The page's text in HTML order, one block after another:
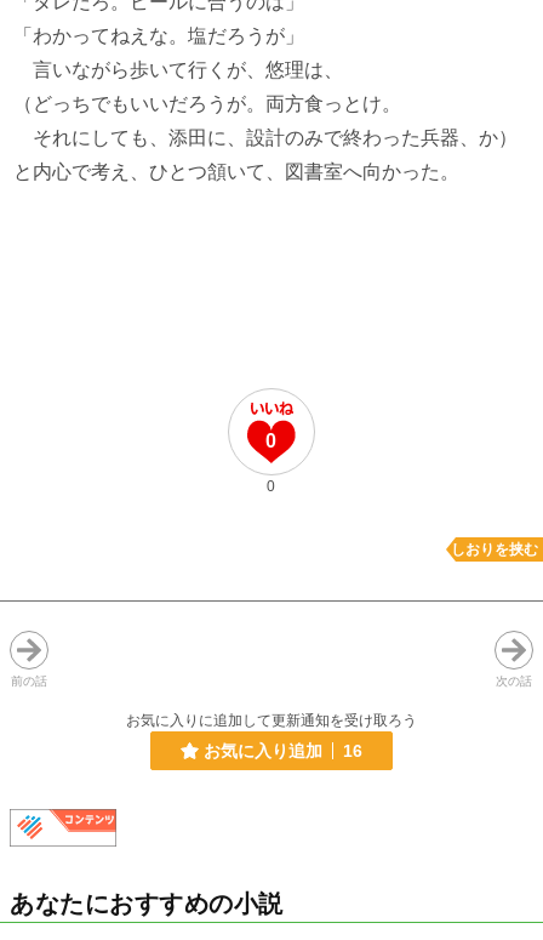
「わかってねえな。塩だろうが」
言いながら歩いて行くが、悠理は、
（どっちでもいいだろうが。両方食っとけ。
それにしても、添田に、設計のみで終わった兵器、か）
と内心で考え、ひとつ頷いて、図書室へ向かった。
0
0
しおりを挟む
前の話 次の話
お気に入りに追加して更新通知を受け取ろう
お気に入り追加 16
あなたにおすすめの小説